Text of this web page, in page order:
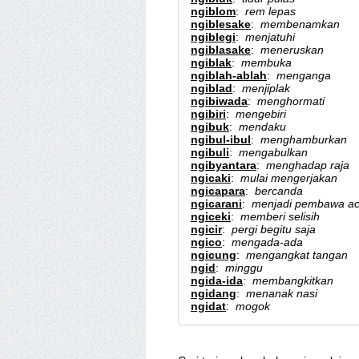
ngiblom: rem lepas
ngiblesake: membenamkan
ngiblegi: menjatuhi
ngiblasake: meneruskan
ngiblak: membuka
ngiblah-ablah: menganga
ngiblad: menjiplak
ngibiwada: menghormati
ngibiri: mengebiri
ngibuk: mendaku
ngibul-ibul: menghamburkan
ngibuli: mengabulkan
ngibyantara: menghadap raja
ngicaki: mulai mengerjakan
ngicapara: bercanda
ngicarani: menjadi pembawa
ngiceki: memberi selisih
ngicir: pergi begitu saja
ngico: mengada-ada
ngicung: mengangkat tangan
ngid: minggu
ngida-ida: membangkitkan
ngidang: menanak nasi
ngidat: mogok